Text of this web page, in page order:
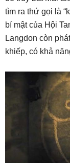
tìm ra thứ gọi là
bí mật của Hội
Langdon còn
khiếp, có khả